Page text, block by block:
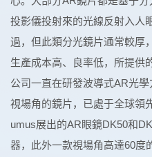
投影儀投射來的光線反射入人
過，但此類分光鏡片通常較厚
生產成本高、良率低，所提供
公司一直在研發波導式AR光
視場角的鏡片，已處于全球領
umus展出的AR眼鏡DK50和
器，此外一款視場角高達60度